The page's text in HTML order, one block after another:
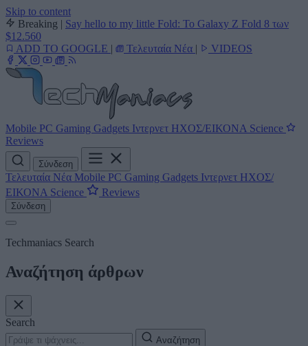
Skip to content
Breaking | Say hello to my little Fold: Το Galaxy Z Fold 8 των
$12.560
ADD TO GOOGLE | Τελευταία Νέα | VIDEOS
Mobile PC Gaming Gadgets Ιντερνετ ΗΧΟΣ/ΕΙΚΟΝΑ Science
Reviews
Σύνδεση
Τελευταία Νέα Mobile PC Gaming Gadgets Ιντερνετ ΗΧΟΣ/
ΕΙΚΟΝΑ Science Reviews
Σύνδεση
Techmaniacs Search
Αναζήτηση άρθρων
Search
Αναζήτηση